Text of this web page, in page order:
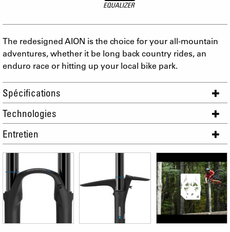
The redesigned AION is the choice for your all-mountain
adventures, whether it be long back country rides, an
enduro race or hitting up your local bike park.
Spécifications
Technologies
Entretien